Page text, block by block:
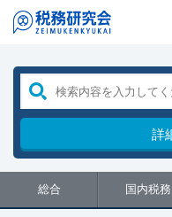
詳
総合 国内税務